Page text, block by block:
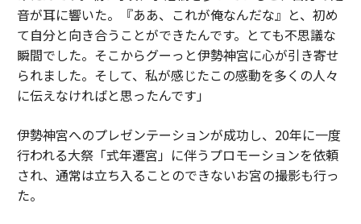
音が耳に響いた。『ああ、これが俺なんだな』と、初め
て自分と向き合うことができたんです。とても不思議な
瞬間でした。そこからグーっと伊勢神宮に心が引き寄せ
られました。そして、私が感じたこの感動を多くの人々
に伝えなければと思ったんです」
伊勢神宮へのプレゼンテーションが成功し、20年に一度
行われる大祭「式年遷宮」に伴うプロモーションを依頼
され、通常は立ち入ることのできないお宮の撮影も行っ
た。